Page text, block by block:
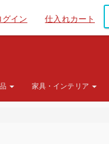
グイン 仕入れカート
家具・インテリア